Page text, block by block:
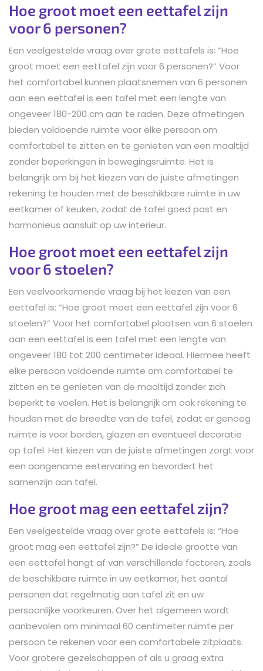
Hoe groot moet een eettafel zijn
voor 6 personen?
Een veelgestelde vraag over grote eettafels is: “Hoe
groot moet een eettafel zijn voor 6 personen?” Voor
het comfortabel kunnen plaatsnemen van 6 personen
aan een eettafel is een tafel met een lengte van
ongeveer 180-200 cm aan te raden. Deze afmetingen
bieden voldoende ruimte voor elke persoon om
comfortabel te zitten en te genieten van een maaltijd
zonder beperkingen in bewegingsruimte. Het is
belangrijk om bij het kiezen van de juiste afmetingen
rekening te houden met de beschikbare ruimte in uw
eetkamer of keuken, zodat de tafel goed past en
harmonieus aansluit op uw interieur.
Hoe groot moet een eettafel zijn
voor 6 stoelen?
Een veelvoorkomende vraag bij het kiezen van een
eettafel is: “Hoe groot moet een eettafel zijn voor 6
stoelen?” Voor het comfortabel plaatsen van 6 stoelen
aan een eettafel is een tafel met een lengte van
ongeveer 180 tot 200 centimeter ideaal. Hiermee heeft
elke persoon voldoende ruimte om comfortabel te
zitten en te genieten van de maaltijd zonder zich
beperkt te voelen. Het is belangrijk om ook rekening te
houden met de breedte van de tafel, zodat er genoeg
ruimte is voor borden, glazen en eventueel decoratie
op tafel. Het kiezen van de juiste afmetingen zorgt voor
een aangename eetervaring en bevordert het
samenzijn aan tafel.
Hoe groot mag een eettafel zijn?
Een veelgestelde vraag over grote eettafels is: “Hoe
groot mag een eettafel zijn?” De ideale grootte van
een eettafel hangt af van verschillende factoren, zoals
de beschikbare ruimte in uw eetkamer, het aantal
personen dat regelmatig aan tafel zit en uw
persoonlijke voorkeuren. Over het algemeen wordt
aanbevolen om minimaal 60 centimeter ruimte per
persoon te rekenen voor een comfortabele zitplaats.
Voor grotere gezelschappen of als u graag extra